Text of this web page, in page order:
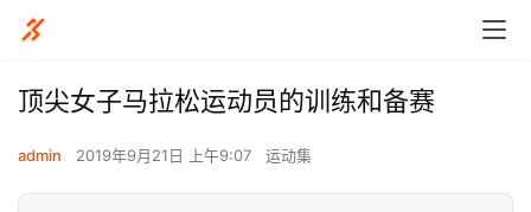
顶尖女子马拉松运动员的训练和备赛
admin 2019年9月21日 上午9:07 运动集